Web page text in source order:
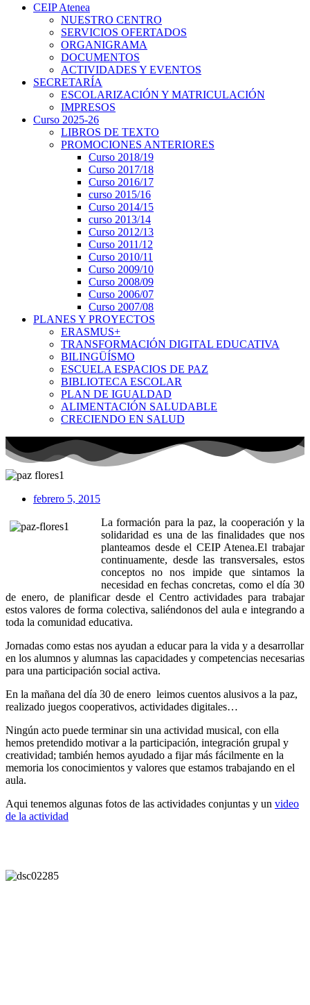
CEIP Atenea
NUESTRO CENTRO
SERVICIOS OFERTADOS
ORGANIGRAMA
DOCUMENTOS
ACTIVIDADES Y EVENTOS
SECRETARÍA
ESCOLARIZACIÓN Y MATRICULACIÓN
IMPRESOS
Curso 2025-26
LIBROS DE TEXTO
PROMOCIONES ANTERIORES
Curso 2018/19
Curso 2017/18
Curso 2016/17
curso 2015/16
Curso 2014/15
curso 2013/14
Curso 2012/13
Curso 2011/12
Curso 2010/11
Curso 2009/10
Curso 2008/09
Curso 2006/07
Curso 2007/08
PLANES Y PROYECTOS
ERASMUS+
TRANSFORMACIÓN DIGITAL EDUCATIVA
BILINGÜÍSMO
ESCUELA ESPACIOS DE PAZ
BIBLIOTECA ESCOLAR
PLAN DE IGUALDAD
ALIMENTACIÓN SALUDABLE
CRECIENDO EN SALUD
febrero 5, 2015
La formación para la paz, la cooperación y la
solidaridad es una de las finalidades que nos
planteamos desde el CEIP Atenea.El trabajar
continuamente, desde las transversales, estos
conceptos no nos impide que sintamos la
necesidad en fechas concretas, como el día 30
de enero, de planificar desde el Centro actividades para trabajar
estos valores de forma colectiva, saliéndonos del aula e integrando a
toda la comunidad educativa.
Jornadas como estas nos ayudan a educar para la vida y a desarrollar
en los alumnos y alumnas las capacidades y competencias necesarias
para una participación social activa.
En la mañana del día 30 de enero leimos cuentos alusivos a la paz,
realizado juegos cooperativos, actividades digitales…
Ningún acto puede terminar sin una actividad musical, con ella
hemos pretendido motivar a la participación, integración grupal y
creatividad; también hemos ayudado a fijar más fácilmente en la
memoria los conocimientos y valores que estamos trabajando en el
aula.
Aqui tenemos algunas fotos de las actividades conjuntas y un video
de la actividad